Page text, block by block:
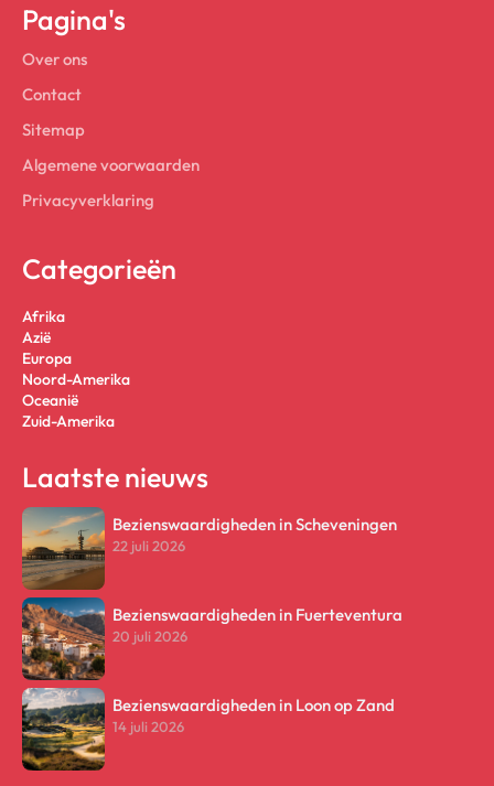
Pagina's
Over ons
Contact
Sitemap
Algemene voorwaarden
Privacyverklaring
Categorieën
Afrika
Azië
Europa
Noord-Amerika
Oceanië
Zuid-Amerika
Laatste nieuws
Bezienswaardigheden in Scheveningen
22 juli 2026
Bezienswaardigheden in Fuerteventura
20 juli 2026
Bezienswaardigheden in Loon op Zand
14 juli 2026